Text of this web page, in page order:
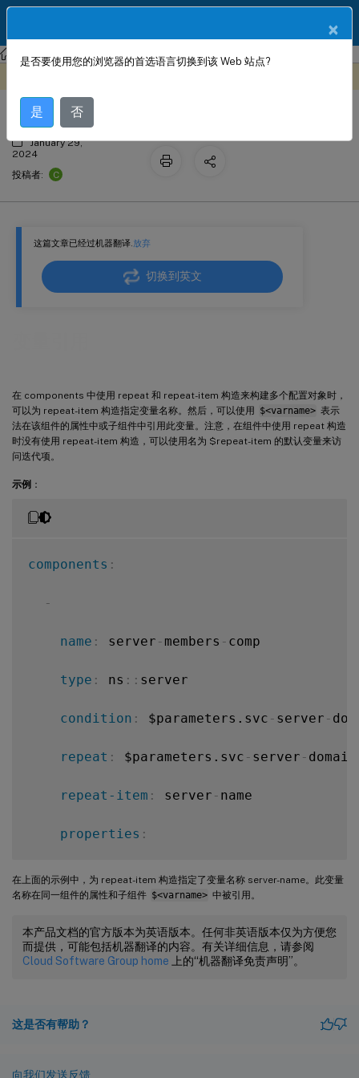
NetScaler Console 服务 StyleBook 配置
这篇文章已经过机器翻译.放弃
切换到英文
在 components 中使用 repeat 和 repeat-item 构造来构建多个配置对象时，
可以为 repeat-item 构造指定变量名称。然后，可以使用 $<varname> 表示
法在该组件的属性中或子组件中引用此变量。注意，在组件中使用 repeat 构造
时没有使用 repeat-item 构造，可以使用名为 $repeat-item 的默认变量来访
问迭代项。
示例 ：
components :
-
name : server - members - comp
type : ns : : server
condition : $parameters.svc - server -
repeat : $parameters.svc - server - domain
repeat-item : server - name
properties :
name $server- name + "
components:
在上面的示例中，为 repeat-item 构造指定了变量名称 server-name。此变量
名称在同一组件的属性和子组件 $<varname> 中被引用。
本产品文档的官方版本为英语版本。任何非英语版本仅为方便您
而提供，可能包括机器翻译的内容。有关详细信息，请参阅
Cloud Software Group home 上的“机器翻译免责声明”。
这是否有帮助？
向我们发送反馈
变量引用
January 29,
2024
投稿者:
C
×
是否要使用您的浏览器的首选语言切换到该 Web 站点?
是 否